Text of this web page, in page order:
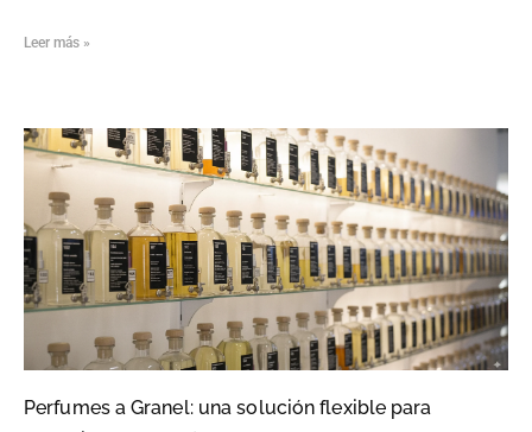
Leer más »
Perfumes a Granel: una solución flexible para